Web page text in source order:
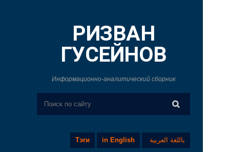
РИЗВАН
ГУСЕЙНОВ
Информационно-аналитический сборник
باللغة العربية in English
Тэги